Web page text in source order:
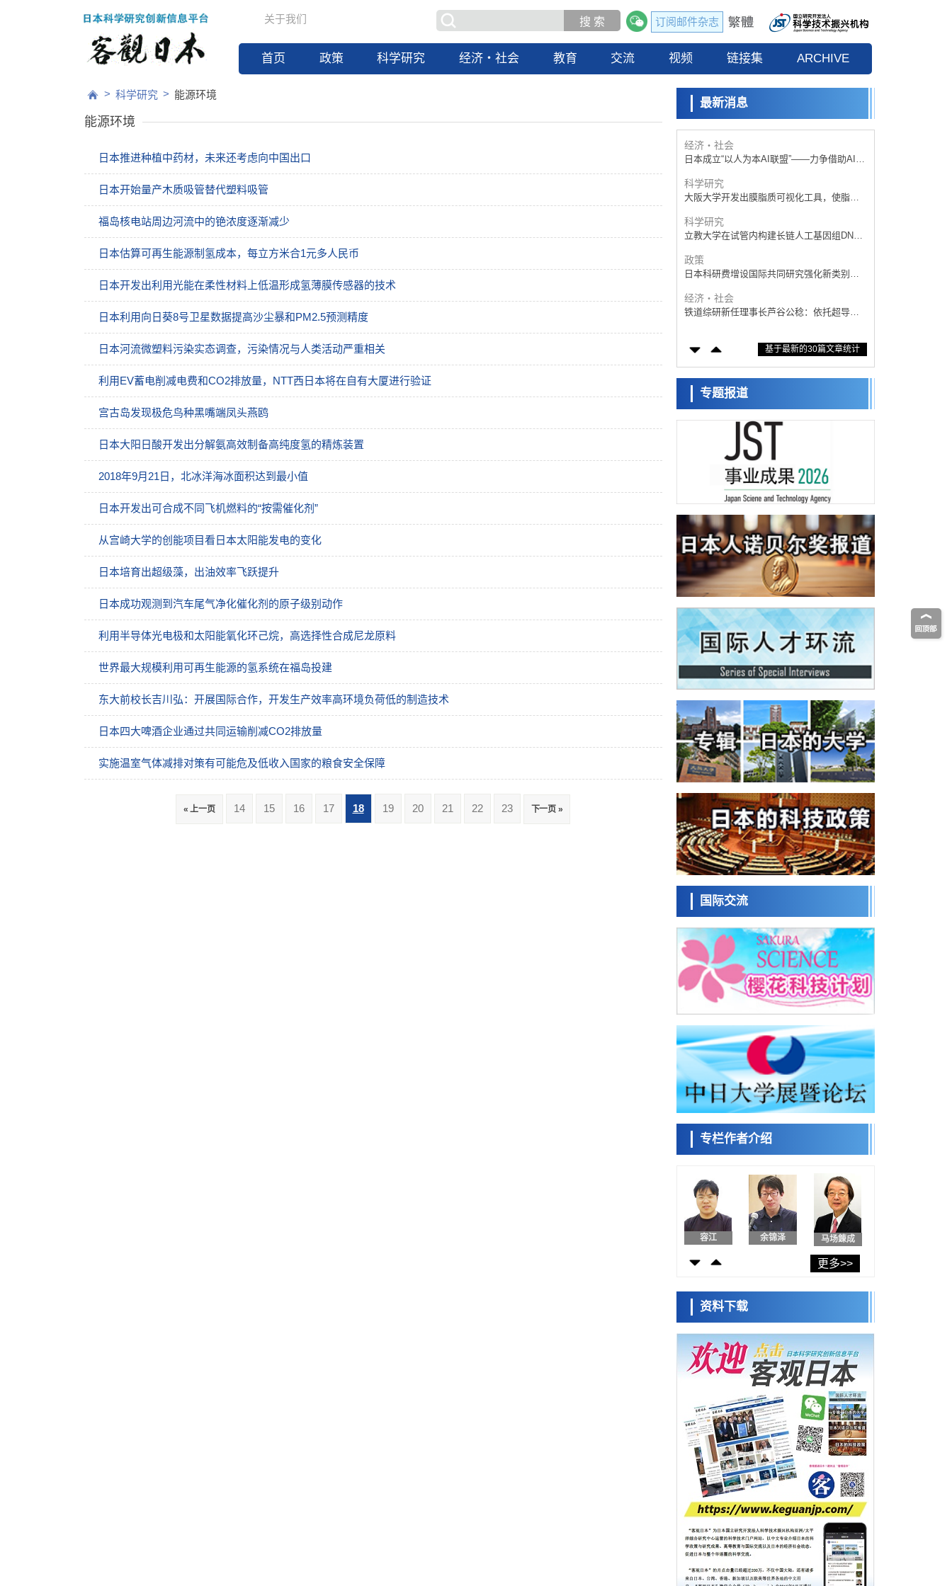
关于我们
首页 政策 科学研究 经济・社会 教育 交流 视频 链接集 ARCHIVE
订阅邮件杂志
> 科学研究 > 能源环境
能源环境
日本推进种植中药材，未来还考虑向中国出口
日本开始量产木质吸管替代塑料吸管
福岛核电站周边河流中的铯浓度逐渐减少
日本估算可再生能源制氢成本，每立方米合1元多人民币
日本开发出利用光能在柔性材料上低温形成氢薄膜传感器的技术
日本利用向日葵8号卫星数据提高沙尘暴和PM2.5预测精度
日本河流微塑料污染实态调查，污染情况与人类活动严重相关
利用EV蓄电削减电费和CO2排放量，NTT西日本将在自有大厦进行验证
宫古岛发现极危鸟种黑嘴端凤头燕鸥
日本大阳日酸开发出分解氨高效制备高纯度氢的精炼装置
2018年9月21日，北冰洋海冰面积达到最小值
日本开发出可合成不同飞机燃料的“按需催化剂”
从宫崎大学的创能项目看日本太阳能发电的变化
日本培育出超级藻，出油效率飞跃提升
日本成功观测到汽车尾气净化催化剂的原子级别动作
利用半导体光电极和太阳能氧化环己烷，高选择性合成尼龙原料
世界最大规模利用可再生能源的氢系统在福岛投建
东大前校长吉川弘：开展国际合作，开发生产效率高环境负荷低的制造技术
日本四大啤酒企业通过共同运输削减CO2排放量
实施温室气体减排对策有可能危及低收入国家的粮食安全保障
« 上一页 14 15 16 17 18 19 20 21 22 23 下一页 »
最新消息
政策
日本科研费增设国际共同研究强化新类别，
促进青年研究人员赴海外开展研究
用于量子计算机
科学研究
开发出300亿年仅误差1秒的光晶格钟，构建
网络将其打造为下一代社会基础设施
经济・社会
日本成立“以人为本AI联盟”——力争借助AI拓
科学研究
大阪大学开发出膜脂质可视化工具，使脂质
科学研究
立教大学在试管内构建长链人工基因组DNA
工细胞
政策
日本科研费增设国际共同研究强化新类别，
经济・社会
铁道综研新任理事长芦谷公稔：依托超导和
东京大学通过叶绿体基因组编辑技术强化碳
藤田医科大学等成功鉴定出非结核分枝杆菌
生存的必需基因，首次揭示该基因的必要性
经济・社会
【AI法下篇】如何应对AI的不可控性——中
央大学平野晋教授专访
日本学术会议：为保持土壤健康应采取哪些
措施？探讨土壤保护与强化的具体对策
大阪大学开发基于水氢键网络的温度预测新
方法，AI从分子排列信息中高精度解读
经济・社会
【AI法上篇】如何对“将人生交给AI”保持危机
感——中央大学平野晋教授专访
科学研究
庆应义塾大学阐明脑内“游击手”小胶质细胞包
裹保护受损神经细胞的机制，有望用于开发
阿尔茨海默病等疾病疗法
日本东北大学与横滨橡胶全球首次从纳米尺
度揭示橡胶—黄铜粘接界面劣化抑制机制，
为提升轮胎安全性与耐久性的材料设计开辟
道路
科学研究
近畿大学等发现植物染料“日本茜”的红色成分
可抑制老化与炎症，有望成为新型功能性材
料
科学研究
法，利用超小型GAD67启动子抑制发作
科学研究
九州大学揭示夜间眼压升高机制：两种激素
波动叠加所致
科学研究
东京都产技研采用新手法开发出可稳定工作
至300℃的介电材料，已验证电容器可在汽车
发动机等高温环境下工作
经济・社会
日本生成式AI使用者占比一年内翻倍，但与
中美德仍有较大差距
政策
日本修订首都直下型地震紧急对策：目标为
死亡人数至少减半，重点强化火灾防控
科学研究
福井大学发现细胞记忆过往并抑制反应的机
制，阐明即便DNA相同反应迥异之谜
科学研究
安全性，在转移性尿路上皮癌患者中开展临
床试验
政策
日本发布《令和8年版科学技术与创新白皮
书》，解读第七期基本计划首年度政策方向
科学研究
东京大学发现可诱导细胞死亡的新型信使物
质
科学研究
东京都健康长寿医疗中心跨器官揭示衰老过
程中的糖链变化
科学研究
产总研无需石油利用松脂制备石墨前驱体，
可作为电池电极材料
科学研究
东京大学和海上保安厅等发现南海海槽沿线
政策
日本第2次医疗研究开发调整费，根据一线实
科学研究
千叶大学鉴定出导致难治性疾病“肺高血压症”
恶化的蛋白质“MYL9/12”，会引发血管结构恶
化科学研究
京都大学高效生成光的构成单元“光子”，可应
用于量子计算机
开发出300亿年仅误差1秒的光晶格钟，构建
经济・社会
日本成立“以人为本AI联盟”——力争借助AI拓
展社会公众创造力，依托产学合作推进研发
大阪大学开发出膜脂质可视化工具，使脂质
探针的高效开发成为可能
科学研究
立教大学在试管内构建长链人工基因组DNA
自我复制系统，有望实现携带大量基因的人
工细胞
政策
日本科研费增设国际共同研究强化新类别，
促进青年研究人员赴海外开展研究
科学研究
京都大学高效生成光的构成单元“光子”，可应
用于量子计算机
科学研究
开发出300亿年仅误差1秒的光晶格钟，构建
网络将其打造为下一代社会基础设施
经济・社会
日本成立“以人为本AI联盟”——力争借助AI拓
展社会公众创造力，依托产学合作推进研发
科学研究
大阪大学开发出膜脂质可视化工具，使脂质
基于最新的30篇文章统计
专题报道
国际交流
专栏作者介绍
日本科学未
来馆 科学交
流员
小岩井忠道 泷川 进
容江 余锦泽 马场錬成
日本科学未
流员
泷川 进 戴维
更多>>
资料下载